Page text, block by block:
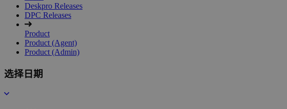
Deskpro Releases
DPC Releases
Product
Product (Agent)
Product (Admin)
选择日期